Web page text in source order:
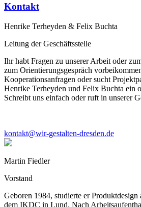
Kontakt
Henrike Terheyden & Felix Buchta
Leitung der Geschäftsstelle
Ihr habt Fragen zu unserer Arbeit oder
zum Orientierungsgespräch
Kooperationsanfragen oder sucht
Henrike Terheyden und Felix Buchta ein
Schreibt uns einfach oder ruft in unserer
kontakt@wir-gestalten-dresden.de
Martin Fiedler
Vorstand
Geboren 1984, studierte er
dem IKDC in Lund. Nach